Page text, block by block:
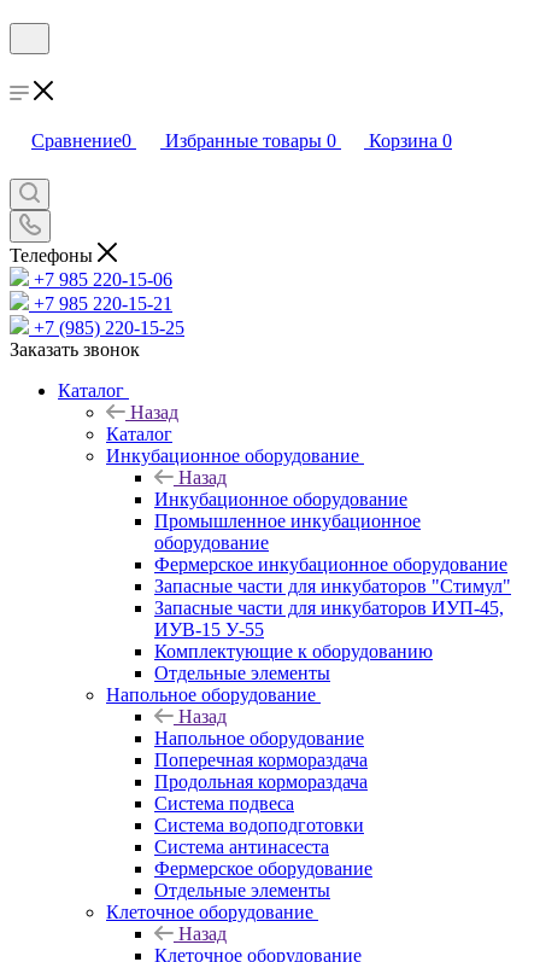
Сравнение0 Избранные товары 0 Корзина 0
Телефоны
+7 985 220-15-06
+7 985 220-15-21
+7 (985) 220-15-25
Заказать звонок
Каталог
Назад
Каталог
Инкубационное оборудование
Назад
Инкубационное оборудование
Промышленное инкубационное
оборудование
Фермерское инкубационное оборудование
Запасные части для инкубаторов "Стимул"
Запасные части для инкубаторов ИУП-45,
ИУВ-15 У-55
Комплектующие к оборудованию
Отдельные элементы
Напольное оборудование
Назад
Напольное оборудование
Поперечная кормораздача
Продольная кормораздача
Система подвеса
Система водоподготовки
Система антинасеста
Фермерское оборудование
Отдельные элементы
Клеточное оборудование
Назад
Клеточное оборудование